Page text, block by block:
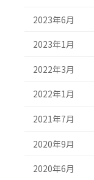
2023年6月
2023年1月
2022年3月
2022年1月
2021年7月
2020年9月
2020年6月